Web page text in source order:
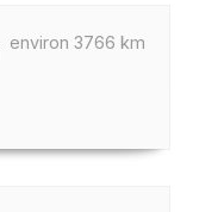
environ 3766 km